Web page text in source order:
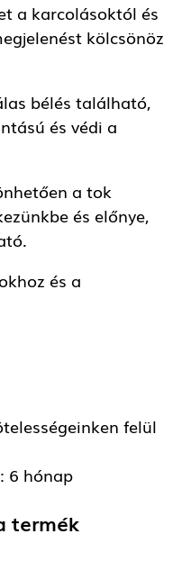
a karcolásoktól és
kölcsönöz
bélés található,
és védi a
a tok
és előnye,
és a
felül
6 hónap
termék